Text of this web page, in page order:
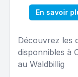
En savoir
Découvrez les
disponnibles à
au Waldbillig